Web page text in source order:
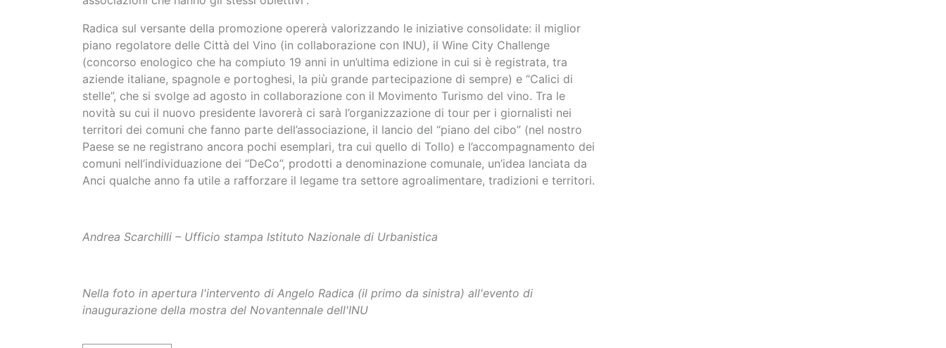
Radica sul versante della promozione opererà valorizzando le iniziative consolidate: il miglior
piano regolatore delle Città del Vino (in collaborazione con INU), il Wine City Challenge
(concorso enologico che ha compiuto 19 anni in un’ultima edizione in cui si è registrata, tra
aziende italiane, spagnole e portoghesi, la più grande partecipazione di sempre) e “Calici di
stelle”, che si svolge ad agosto in collaborazione con il Movimento Turismo del vino. Tra le
novità su cui il nuovo presidente lavorerà ci sarà l’organizzazione di tour per i giornalisti nei
territori dei comuni che fanno parte dell’associazione, il lancio del “piano del cibo” (nel nostro
Paese se ne registrano ancora pochi esemplari, tra cui quello di Tollo) e l’accompagnamento dei
comuni nell’individuazione dei “DeCo”, prodotti a denominazione comunale, un’idea lanciata da
Anci qualche anno fa utile a rafforzare il legame tra settore agroalimentare, tradizioni e territori.
Andrea Scarchilli – Ufficio stampa Istituto Nazionale di Urbanistica
Nella foto in apertura l'intervento di Angelo Radica (il primo da sinistra) all'evento di
inaugurazione della mostra del Novantennale dell'INU